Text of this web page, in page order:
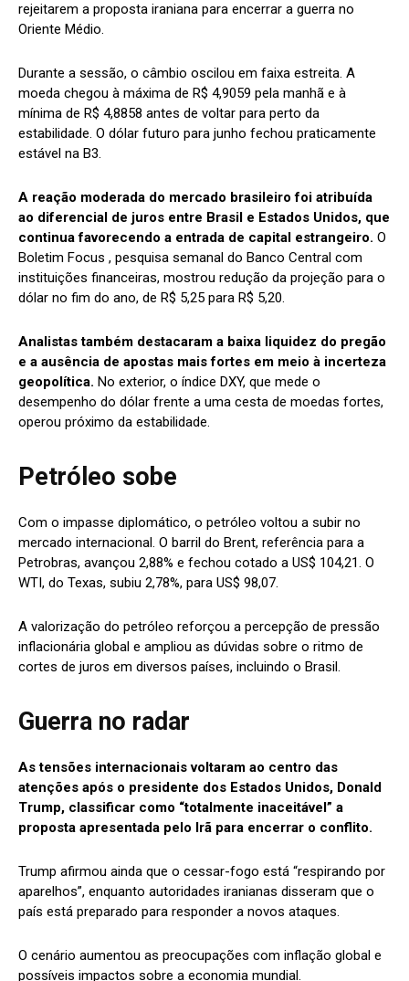
rejeitarem a proposta iraniana para encerrar a guerra no
Oriente Médio.
Durante a sessão, o câmbio oscilou em faixa estreita. A
moeda chegou à máxima de R$ 4,9059 pela manhã e à
mínima de R$ 4,8858 antes de voltar para perto da
estabilidade. O dólar futuro para junho fechou praticamente
estável na B3.
A reação moderada do mercado brasileiro foi atribuída
ao diferencial de juros entre Brasil e Estados Unidos, que
continua favorecendo a entrada de capital estrangeiro. O
Boletim Focus , pesquisa semanal do Banco Central com
instituições financeiras, mostrou redução da projeção para o
dólar no fim do ano, de R$ 5,25 para R$ 5,20.
Analistas também destacaram a baixa liquidez do pregão
e a ausência de apostas mais fortes em meio à incerteza
geopolítica. No exterior, o índice DXY, que mede o
desempenho do dólar frente a uma cesta de moedas fortes,
operou próximo da estabilidade.
Petróleo sobe
Com o impasse diplomático, o petróleo voltou a subir no
mercado internacional. O barril do Brent, referência para a
Petrobras, avançou 2,88% e fechou cotado a US$ 104,21. O
WTI, do Texas, subiu 2,78%, para US$ 98,07.
A valorização do petróleo reforçou a percepção de pressão
inflacionária global e ampliou as dúvidas sobre o ritmo de
cortes de juros em diversos países, incluindo o Brasil.
Guerra no radar
As tensões internacionais voltaram ao centro das
atenções após o presidente dos Estados Unidos, Donald
Trump, classificar como “totalmente inaceitável” a
proposta apresentada pelo Irã para encerrar o conflito.
Trump afirmou ainda que o cessar-fogo está “respirando por
aparelhos”, enquanto autoridades iranianas disseram que o
país está preparado para responder a novos ataques.
O cenário aumentou as preocupações com inflação global e
possíveis impactos sobre a economia mundial.